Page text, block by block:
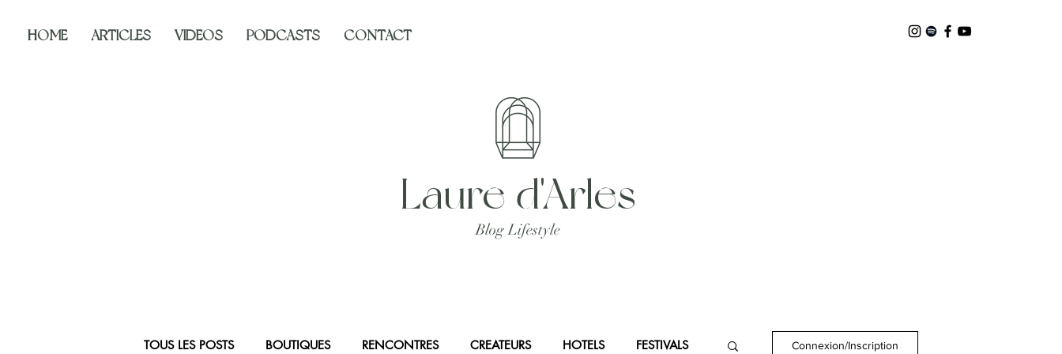
HOME ARTICLES VIDEOS PODCASTS CONTACT
Laure d'Arles
Blog Lifestyle
TOUS LES POSTS BOUTIQUES RENCONTRES CREATEURS HOTELS FESTIVALS Connexion/Inscription